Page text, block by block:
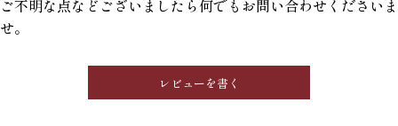
ご不明な点などございましたら何でもお問い合わせくださいま
せ。
レビューを書く